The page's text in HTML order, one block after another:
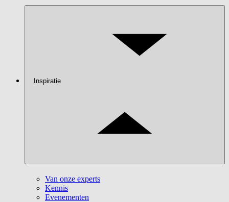
Inspiratie
Van onze experts
Kennis
Evenementen